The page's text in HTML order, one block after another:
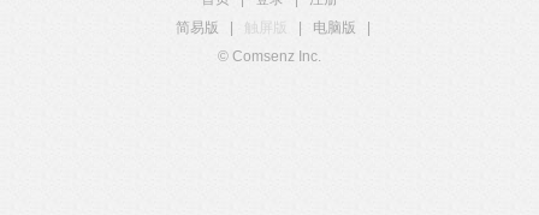
简易版
触屏版 电脑版
© Comsenz Inc.